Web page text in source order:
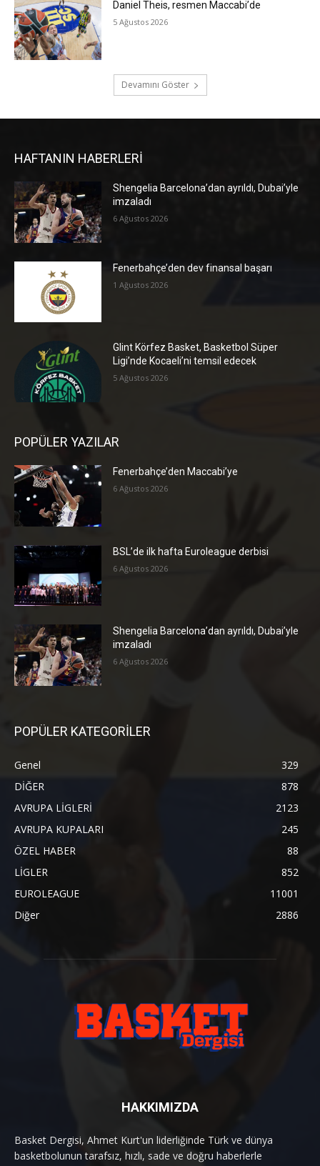
Daniel Theis, resmen Maccabi’de
5 Ağustos 2026
Devamını Göster
HAFTANIN HABERLERİ
Shengelia Barcelona’dan ayrıldı, Dubai’yle
imzaladı
6 Ağustos 2026
Fenerbahçe’den dev finansal başarı
1 Ağustos 2026
Glint Körfez Basket, Basketbol Süper
Ligi’nde Kocaeli’ni temsil edecek
5 Ağustos 2026
POPÜLER YAZILAR
Fenerbahçe’den Maccabi’ye
6 Ağustos 2026
BSL’de ilk hafta Euroleague derbisi
6 Ağustos 2026
Shengelia Barcelona’dan ayrıldı, Dubai’yle
imzaladı
6 Ağustos 2026
POPÜLER KATEGORİLER
Genel
329
DİĞER
878
AVRUPA LİGLERİ
2123
AVRUPA KUPALARI
245
ÖZEL HABER
88
LİGLER
852
EUROLEAGUE
11001
Diğer
2886
HAKKIMIZDA
Basket Dergisi, Ahmet Kurt'un liderliğinde Türk ve dünya
basketbolunun tarafsız, hızlı, sade ve doğru haberlerle